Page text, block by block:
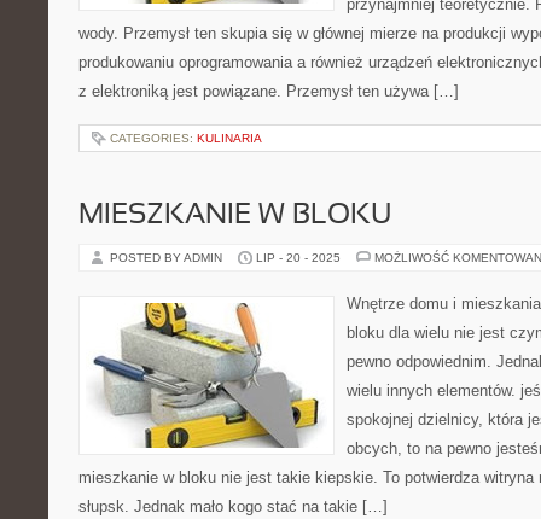
przynajmniej teoretycznie.
wody. Przemysł ten skupia się w głównej mierze na produkcji
produkowaniu oprogramowania a również urządzeń
z elektroniką jest powiązane. Przemysł ten używa […]
CATEGORIES: KULINARIA
MIESZKANIE W BLOKU
POSTED BY ADMIN LIP - 20 - 2025 MOŻLIWOŚĆ
Wnętrze domu i
bloku dla wielu nie jest
pewno odpowiednim.
wielu innych elementów.
spokojnej dzielnicy, która
obcych, to na pewno
mieszkanie w bloku nie jest takie kiepskie. To potwierdza witryna
słupsk. Jednak mało kogo stać na takie […]